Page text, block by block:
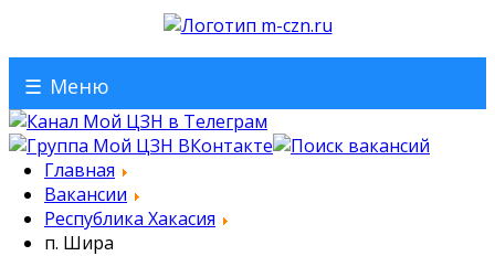
☰ Меню
Главная
Вакансии
Республика Хакасия
п. Шира